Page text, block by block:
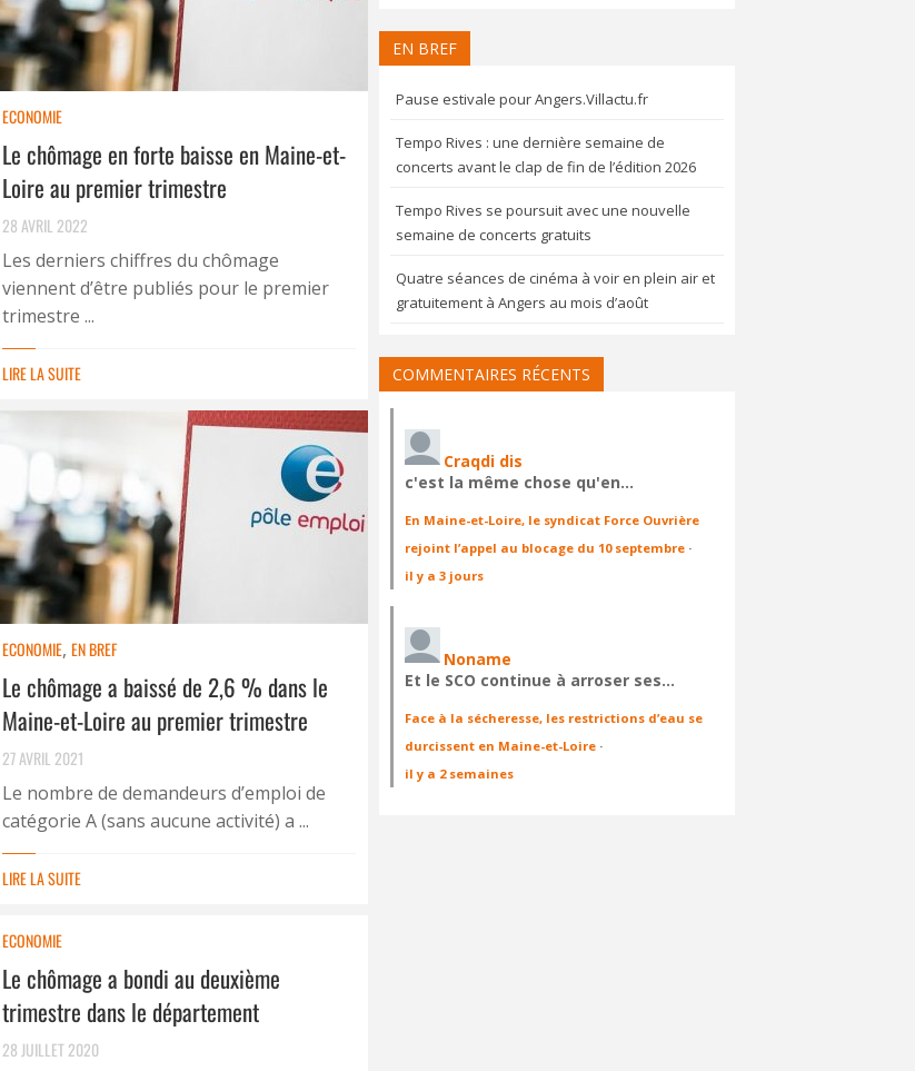
ECONOMIE
Le chômage en forte baisse en Maine-et-
Loire au premier trimestre
28 AVRIL 2022
Les derniers chiffres du chômage
viennent d’être publiés pour le premier
trimestre ...
LIRE LA SUITE
ECONOMIE, EN BREF
Le chômage a baissé de 2,6 % dans le
Maine-et-Loire au premier trimestre
27 AVRIL 2021
Le nombre de demandeurs d’emploi de
catégorie A (sans aucune activité) a ...
LIRE LA SUITE
ECONOMIE
Le chômage a bondi au deuxième
trimestre dans le département
28 JUILLET 2020
EN BREF
Pause estivale pour Angers.Villactu.fr
Tempo Rives : une dernière semaine de
concerts avant le clap de fin de l’édition 2026
Tempo Rives se poursuit avec une nouvelle
semaine de concerts gratuits
Quatre séances de cinéma à voir en plein air et
gratuitement à Angers au mois d’août
COMMENTAIRES RÉCENTS
Craqdi dis
c'est la même chose qu'en…
En Maine-et-Loire, le syndicat Force Ouvrière
rejoint l’appel au blocage du 10 septembre ·
il y a 3 jours
Noname
Et le SCO continue à arroser ses…
Face à la sécheresse, les restrictions d’eau se
durcissent en Maine-et-Loire ·
il y a 2 semaines